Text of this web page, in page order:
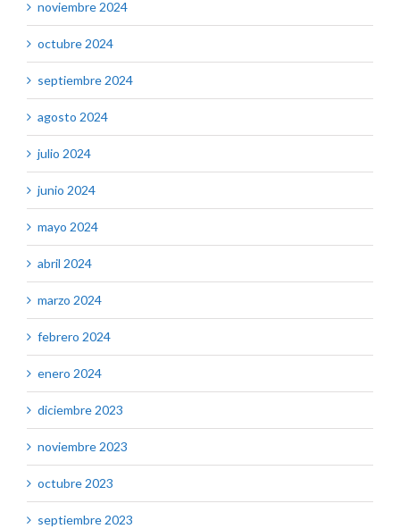
noviembre 2024
octubre 2024
septiembre 2024
agosto 2024
julio 2024
junio 2024
mayo 2024
abril 2024
marzo 2024
febrero 2024
enero 2024
diciembre 2023
noviembre 2023
octubre 2023
septiembre 2023